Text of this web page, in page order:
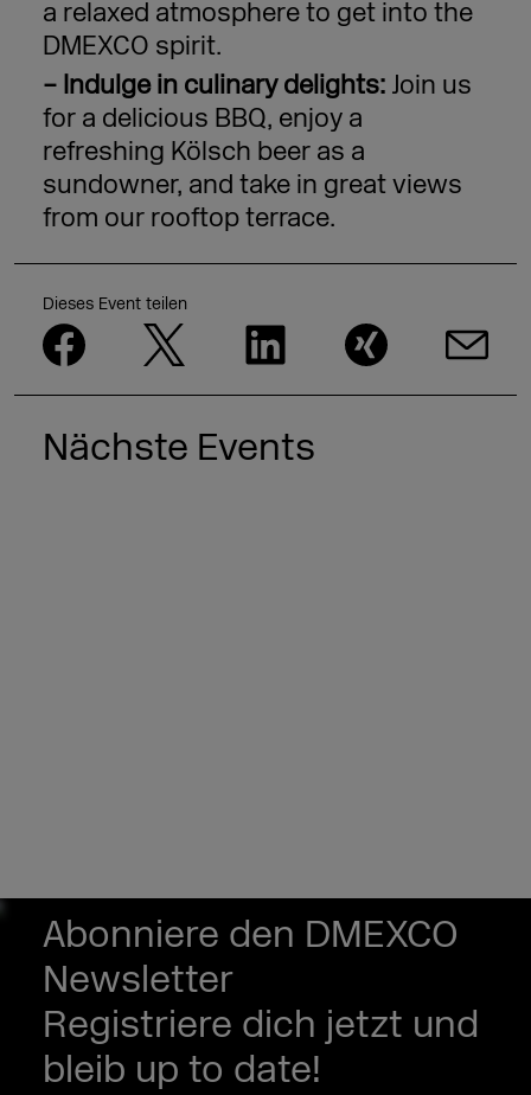
a relaxed atmosphere to get into the
DMEXCO spirit.
– Indulge in culinary delights:Join us
for a delicious BBQ, enjoy a
refreshing Kölsch beer as a
sundowner, and take in great views
from our rooftop terrace.
Dieses Event teilen
Nächste Events
Abonniere den DMEXCO
Newsletter
Registriere dich jetzt und
bleib up to date!